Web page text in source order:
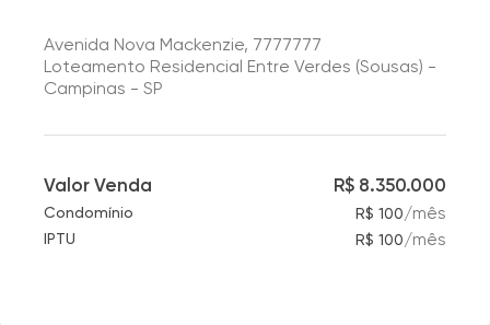
Avenida Nova Mackenzie, 7777777
Loteamento Residencial Entre Verdes (Sousas) -
Campinas - SP
Valor Venda R$ 8.350.000
Condomínio R$ 100/mês
IPTU R$ 100/mês